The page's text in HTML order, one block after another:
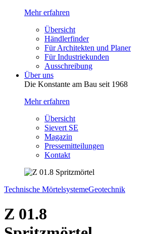
Mehr erfahren
Übersicht
Händlerfinder
Für Architekten und Planer
Für Industriekunden
Ausschreibung
Über uns
Die Konstante am Bau seit 1968
Mehr erfahren
Übersicht
Sievert SE
Magazin
Pressemitteilungen
Kontakt
Technische MörtelsystemeGeotechnik
Z 01.8